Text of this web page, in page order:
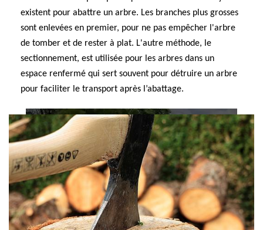
existent pour abattre un arbre. Les branches plus grosses
sont enlevées en premier, pour ne pas empêcher l'arbre
de tomber et de rester à plat. L'autre méthode, le
sectionnement, est utilisée pour les arbres dans un
espace renfermé qui sert souvent pour détruire un arbre
pour faciliter le transport après l’abattage.